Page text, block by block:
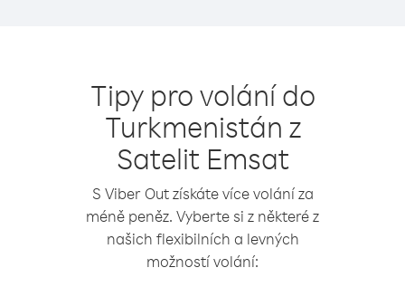
Tipy pro volání do
Turkmenistán z
Satelit Emsat
S Viber Out získáte více volání za
méně peněz. Vyberte si z některé z
našich flexibilních a levných
možností volání: